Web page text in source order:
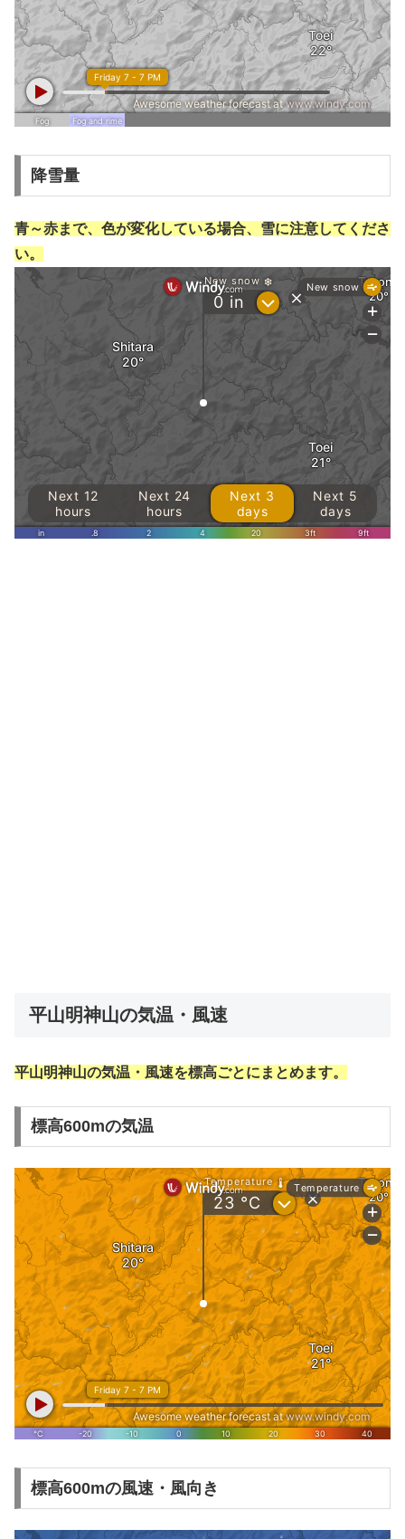
降雪量
青～赤まで、色が変化している場合、雪に注意してくださ
い。
平山明神山の気温・風速
平山明神山の気温・風速を標高ごとにまとめます。
標高600mの気温
標高600mの風速・風向き